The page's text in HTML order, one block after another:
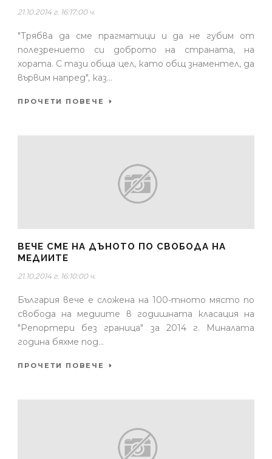
21.10.2014 г. 16:17:00 ч.
"Трябва да сме прагматици и да не губим от
полезрението си доброто на страната, на
хората. С тази обща цел, като общ знаментел, да
вървим напред", каз...
ПРОЧЕТИ ПОВЕЧЕ
ВЕЧЕ СМЕ НА ДЪНОТО ПО СВОБОДА НА
МЕДИИТЕ
21.10.2014 г. 16:10:00 ч.
България вече е сложена на 100-тното място по
свобода на медиите в годишната класация на
"Репортери без граница" за 2014 г. Миналата
година бяхме под...
ПРОЧЕТИ ПОВЕЧЕ